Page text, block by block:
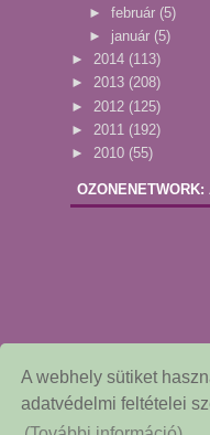
A webhely sütiket
adatvédelmi feltételei
► február (5)
► január (5)
► 2014 (113)
► 2013 (208)
► 2012 (125)
► 2011 (192)
► 2010 (55)